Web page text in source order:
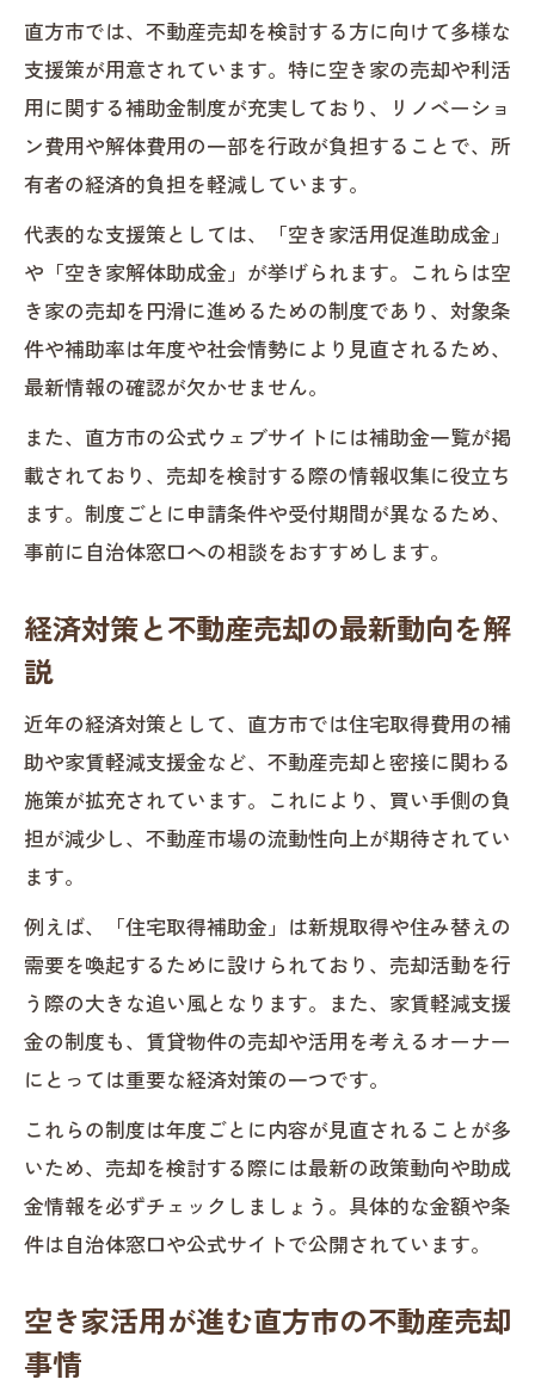
ツ
直方市の補助金一覧と不動産売却のポイ
ント
経済対策で変わる不動産売却手続きの実
際
補助金を活かした不動産売却の進め方事
例
不動産売却時の支援金活用と申請方法
不動産売却に役立つ直方市の支援制度解説
直方市の不動産売却支援制度を網羅的に
紹介
申請条件や補助内容を比較した不動産売
却対策
不動産売却と直方市の経済支援制度利用
住まい関連の不動産売却支援制度を徹底
不動産売却の補助金申請で押さえるべき
要点
空き家活用を含めた経済策の実践方法とは
空き家活用と不動産売却の経済的利点を
不動産売却と空き家活用の併用で得られ
る効果
経済対策につながる空き家の売却事例集
不動産売却で実現できる空き家活用の工
夫
空き家活用と不動産売却支援金の活かし
方
経済的負担を減らす申請時の注意ポイント
不動産売却時に見逃せない申請の落とし
経済対策を活かす不動産売却申請の流れ
直方市では、不動産売却を検討する方に向けて多様な
支援策が用意されています。特に空き家の売却や利活
用に関する補助金制度が充実しており、リノベーショ
ン費用や解体費用の一部を行政が負担することで、所
有者の経済的負担を軽減しています。
代表的な支援策としては、「空き家活用促進助成金」
や「空き家解体助成金」が挙げられます。これらは空
き家の売却を円滑に進めるための制度であり、対象条
件や補助率は年度や社会情勢により見直されるため、
最新情報の確認が欠かせません。
また、直方市の公式ウェブサイトには補助金一覧が掲
載されており、売却を検討する際の情報収集に役立ち
ます。制度ごとに申請条件や受付期間が異なるため、
事前に自治体窓口への相談をおすすめします。
経済対策と不動産売却の最新動向を解
説
近年の経済対策として、直方市では住宅取得費用の補
助や家賃軽減支援金など、不動産売却と密接に関わる
施策が拡充されています。これにより、買い手側の負
担が減少し、不動産市場の流動性向上が期待されてい
ます。
例えば、「住宅取得補助金」は新規取得や住み替えの
需要を喚起するために設けられており、売却活動を行
う際の大きな追い風となります。また、家賃軽減支援
金の制度も、賃貸物件の売却や活用を考えるオーナー
にとっては重要な経済対策の一つです。
これらの制度は年度ごとに内容が見直されることが多
いため、売却を検討する際には最新の政策動向や助成
金情報を必ずチェックしましょう。具体的な金額や条
件は自治体窓口や公式サイトで公開されています。
空き家活用が進む直方市の不動産売却
事情